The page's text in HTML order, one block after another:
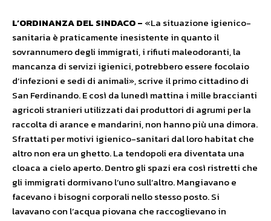
L’ORDINANZA DEL SINDACO – «La situazione igienico-
sanitaria è praticamente inesistente in quanto il
sovrannumero degli immigrati, i rifiuti maleodoranti, la
mancanza di servizi igienici, potrebbero essere focolaio
d’infezioni e sedi di animali», scrive il primo cittadino di
San Ferdinando. E così da lunedì mattina i mille braccianti
agricoli stranieri utilizzati dai produttori di agrumi per la
raccolta di arance e mandarini, non hanno più una dimora.
Sfrattati per motivi igienico-sanitari dal loro habitat che
altro non era un ghetto. La tendopoli era diventata una
cloaca a cielo aperto. Dentro gli spazi era così ristretti che
gli immigrati dormivano l’uno sull’altro. Mangiavano e
facevano i bisogni corporali nello stesso posto. Si
lavavano con l’acqua piovana che raccoglievano in